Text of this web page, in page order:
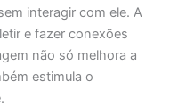
interagir com ele. A
e fazer conexões
não só melhora a
estimula o